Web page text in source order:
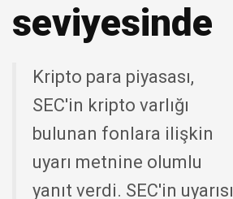
seviyesinde
Kripto para piyasası,
SEC'in kripto varlığı
bulunan fonlara ilişkin
uyarı metnine olumlu
yanıt verdi. SEC'in uyarısı